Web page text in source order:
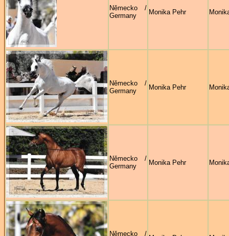
Německo /
Germany
Monika Pehr
Německo /
Germany
Monika Pehr
Německo /
Germany
Monika Pehr
Německo /